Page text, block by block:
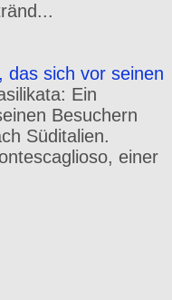
das sich vor seinen
Ein
Besuchern
Süditalien.
einer